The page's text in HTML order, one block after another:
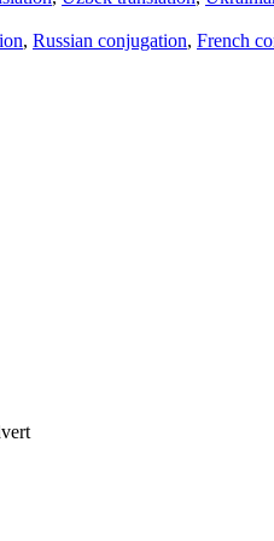
, Russian conjugation, French